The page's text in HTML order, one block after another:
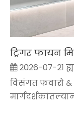
2026-07-21
विसंगत फवारो